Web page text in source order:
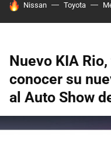
HOY SE HABLA DE
Nissan Toyota
Nuevo KIA
conocer su
al Auto Show